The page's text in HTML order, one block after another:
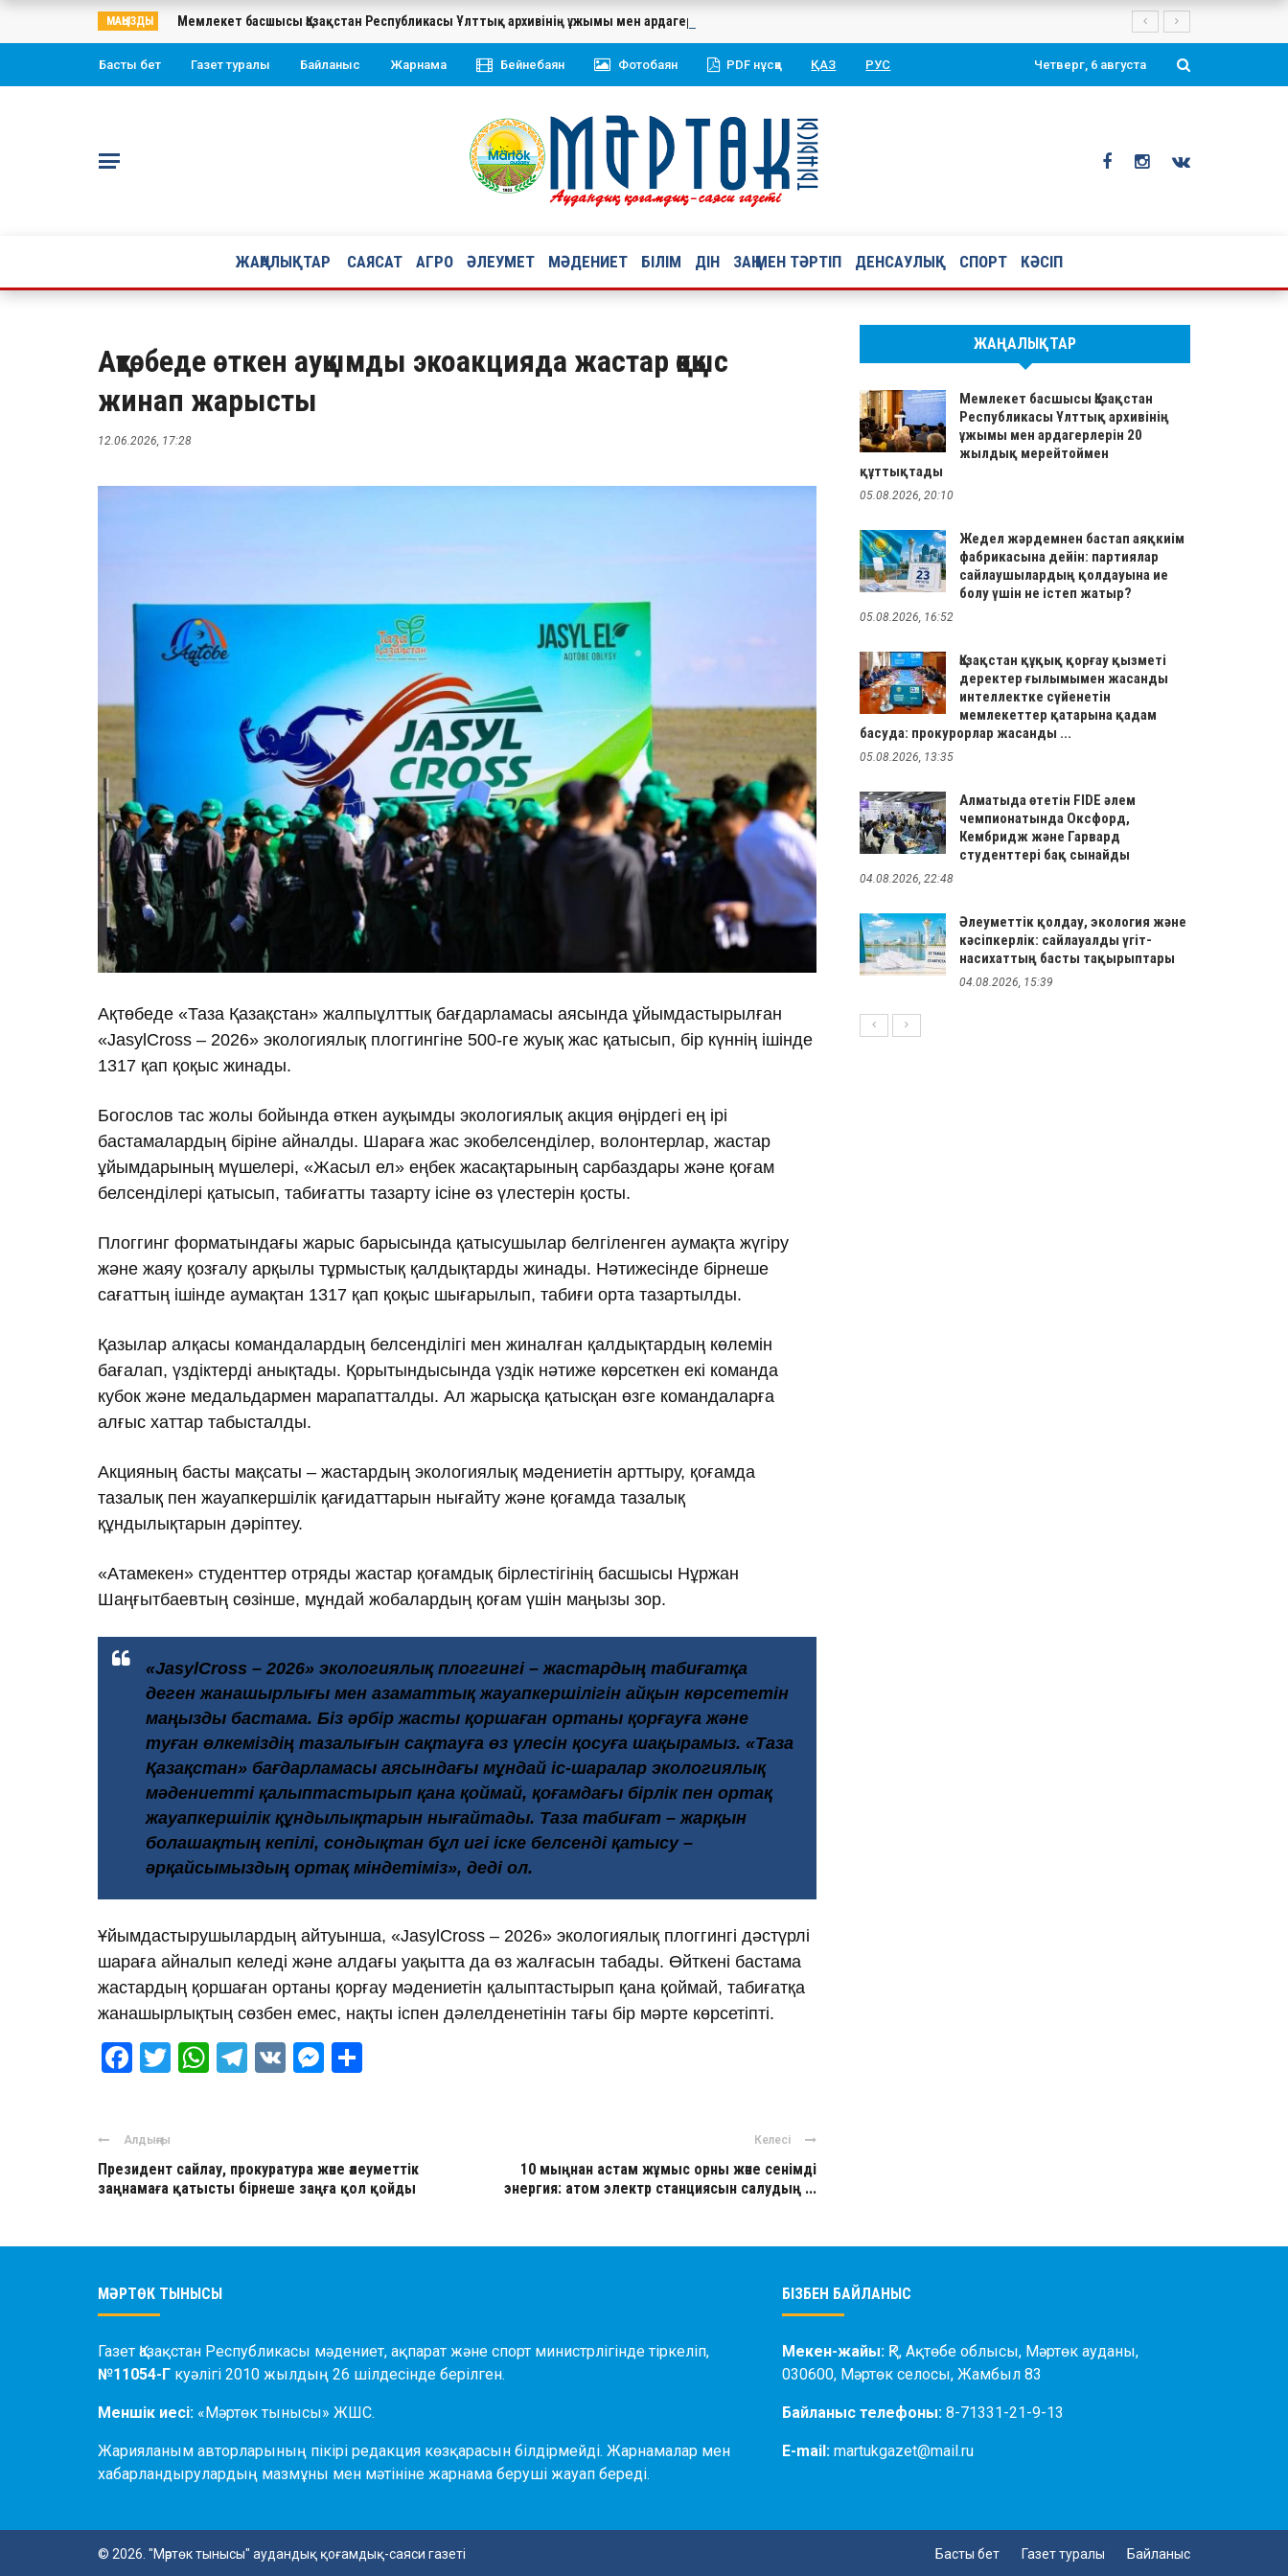
МАҢЫЗДЫ Мемлекет басшысы Қазақстан Республикасы Ұлттық архивінің ұжымы мен ардагерлерін 20 жылдық мерейтоймен құттықтады
Басты бет Газет туралы Байланыс Жарнама Бейнебаян Фотобаян PDF нұсқа ҚАЗ РУС Четверг, 6 августа
ЖАҢАЛЫҚТАР САЯСАТ АГРО ӘЛЕУМЕТ МӘДЕНИЕТ БІЛІМ ДІН ЗАҢ МЕН ТӘРТІП ДЕНСАУЛЫҚ СПОРТ КӘСІП
Ақтөбеде өткен ауқымды экоакцияда жастар қоқыс
жинап жарысты
12.06.2026, 17:28
Ақтөбеде «Таза Қазақстан» жалпыұлттық бағдарламасы аясында ұйымдастырылған
«JasylCross – 2026» экологиялық плоггингіне 500-ге жуық жас қатысып, бір күннің ішінде
1317 қап қоқыс жинады.
Богослов тас жолы бойында өткен ауқымды экологиялық акция өңірдегі ең ірі
бастамалардың біріне айналды. Шараға жас экобелсенділер, волонтерлар, жастар
ұйымдарының мүшелері, «Жасыл ел» еңбек жасақтарының сарбаздары және қоғам
белсенділері қатысып, табиғатты тазарту ісіне өз үлестерін қосты.
Плоггинг форматындағы жарыс барысында қатысушылар белгіленген аумақта жүгіру
және жаяу қозғалу арқылы тұрмыстық қалдықтарды жинады. Нәтижесінде бірнеше
сағаттың ішінде аумақтан 1317 қап қоқыс шығарылып, табиғи орта тазартылды.
Қазылар алқасы командалардың белсенділігі мен жиналған қалдықтардың көлемін
бағалап, үздіктерді анықтады. Қорытындысында үздік нәтиже көрсеткен екі команда
кубок және медальдармен марапатталды. Ал жарысқа қатысқан өзге командаларға
алғыс хаттар табысталды.
Акцияның басты мақсаты – жастардың экологиялық мәдениетін арттыру, қоғамда
тазалық пен жауапкершілік қағидаттарын нығайту және қоғамда тазалық
құндылықтарын дәріптеу.
«Атамекен» студенттер отряды жастар қоғамдық бірлестігінің басшысы Нұржан
Шаңғытбаевтың сөзінше, мұндай жобалардың қоғам үшін маңызы зор.
«JasylCross – 2026» экологиялық плоггингі – жастардың табиғатқа
деген жанашырлығы мен азаматтық жауапкершілігін айқын көрсететін
маңызды бастама. Біз әрбір жасты қоршаған ортаны қорғауға және
туған өлкеміздің тазалығын сақтауға өз үлесін қосуға шақырамыз. «Таза
Қазақстан» бағдарламасы аясындағы мұндай іс-шаралар экологиялық
мәдениетті қалыптастырып қана қоймай, қоғамдағы бірлік пен ортақ
жауапкершілік құндылықтарын нығайтады. Таза табиғат – жарқын
болашақтың кепілі, сондықтан бұл игі іске белсенді қатысу –
әрқайсымыздың ортақ міндетіміз», деді ол.
Ұйымдастырушылардың айтуынша, «JasylCross – 2026» экологиялық плоггингі дәстүрлі
шараға айналып келеді және алдағы уақытта да өз жалғасын табады. Өйткені бастама
жастардың қоршаған ортаны қорғау мәдениетін қалыптастырып қана қоймай, табиғатқа
жанашырлықтың сөзбен емес, нақты іспен дәлелденетінін тағы бір мәрте көрсетіпті.
Facebook
Twitter
WhatsApp
Telegram
VK Messenger
Алдыңғы
Президент сайлау, прокуратура және әлеуметтік
заңнамаға қатысты бірнеше заңға қол қойды
Келесі
10 мыңнан астам жұмыс орны және сенімді
энергия: атом электр станциясын салудың ...
ЖАҢАЛЫҚТАР
Мемлекет басшысы Қазақстан
Республикасы Ұлттық архивінің
ұжымы мен ардагерлерін 20
жылдық мерейтоймен
құттықтады
05.08.2026, 20:10
Жедел жәрдемнен бастап аяқкиім
фабрикасына дейін: партиялар
сайлаушылардың қолдауына ие
болу үшін не істеп жатыр?
05.08.2026, 16:52
Қазақстан құқық қорғау қызметі
деректер ғылымымен жасанды
интеллектке сүйенетін
мемлекеттер қатарына қадам
басуда: прокурорлар жасанды ...
05.08.2026, 13:35
Алматыда өтетін FIDE әлем
чемпионатында Оксфорд,
Кембридж және Гарвард
студенттері бақ сынайды
04.08.2026, 22:48
Әлеуметтік қолдау, экология және
кәсіпкерлік: сайлауалды үгіт-
насихаттың басты тақырыптары
04.08.2026, 15:39
МӘРТӨК ТЫНЫСЫ
Газет Қазақстан Республикасы мәдениет, ақпарат және спорт министрлігінде тіркеліп,
№11054-Г куәлігі 2010 жылдың 26 шілдесінде берілген.
Меншік иесі: «Мәртөк тынысы» ЖШС.
Жарияланым авторларының пікірі редакция көзқарасын білдірмейді. Жарнамалар мен
хабарландырулардың мазмұны мен мәтініне жарнама беруші жауап береді.
БІЗБЕН БАЙЛАНЫС
Мекен-жайы: ҚР, Ақтөбе облысы, Мәртөк ауданы,
030600, Мәртөк селосы, Жамбыл 83
Байланыс телефоны: 8-71331-21-9-13
E-mail: martukgazet@mail.ru
© 2026. "Мәртөк тынысы" аудандық қоғамдық-саяси газеті Басты бет Газет туралы Байланыс